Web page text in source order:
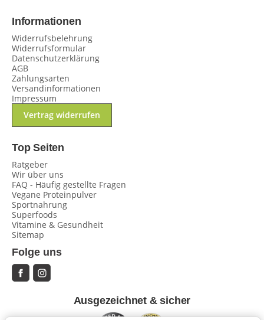
Informationen
Widerrufsbelehrung
Widerrufsformular
Datenschutzerklärung
AGB
Zahlungsarten
Versandinformationen
Impressum
Vertrag widerrufen
Top Seiten
Ratgeber
Wir über uns
FAQ - Häufig gestellte Fragen
Vegane Proteinpulver
Sportnahrung
Superfoods
Vitamine & Gesundheit
Sitemap
Folge uns
Ausgezeichnet & sicher